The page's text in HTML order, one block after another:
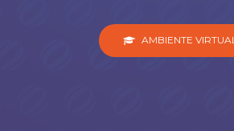
AMBIENTE VIRTUAL